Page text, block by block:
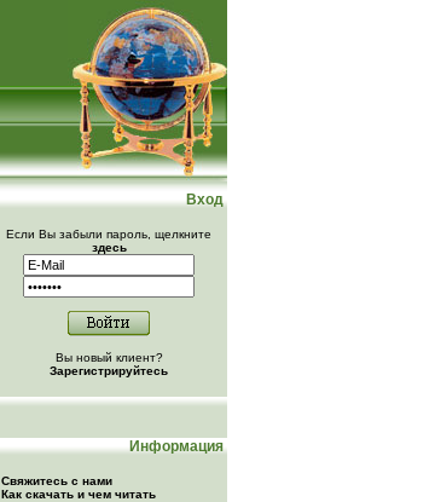
Вход
Если Вы забыли пароль, щелкните
здесь
Вы новый клиент?
Зарегистрируйтесь
Информация
Свяжитесь с нами
Как скачать и чем читать